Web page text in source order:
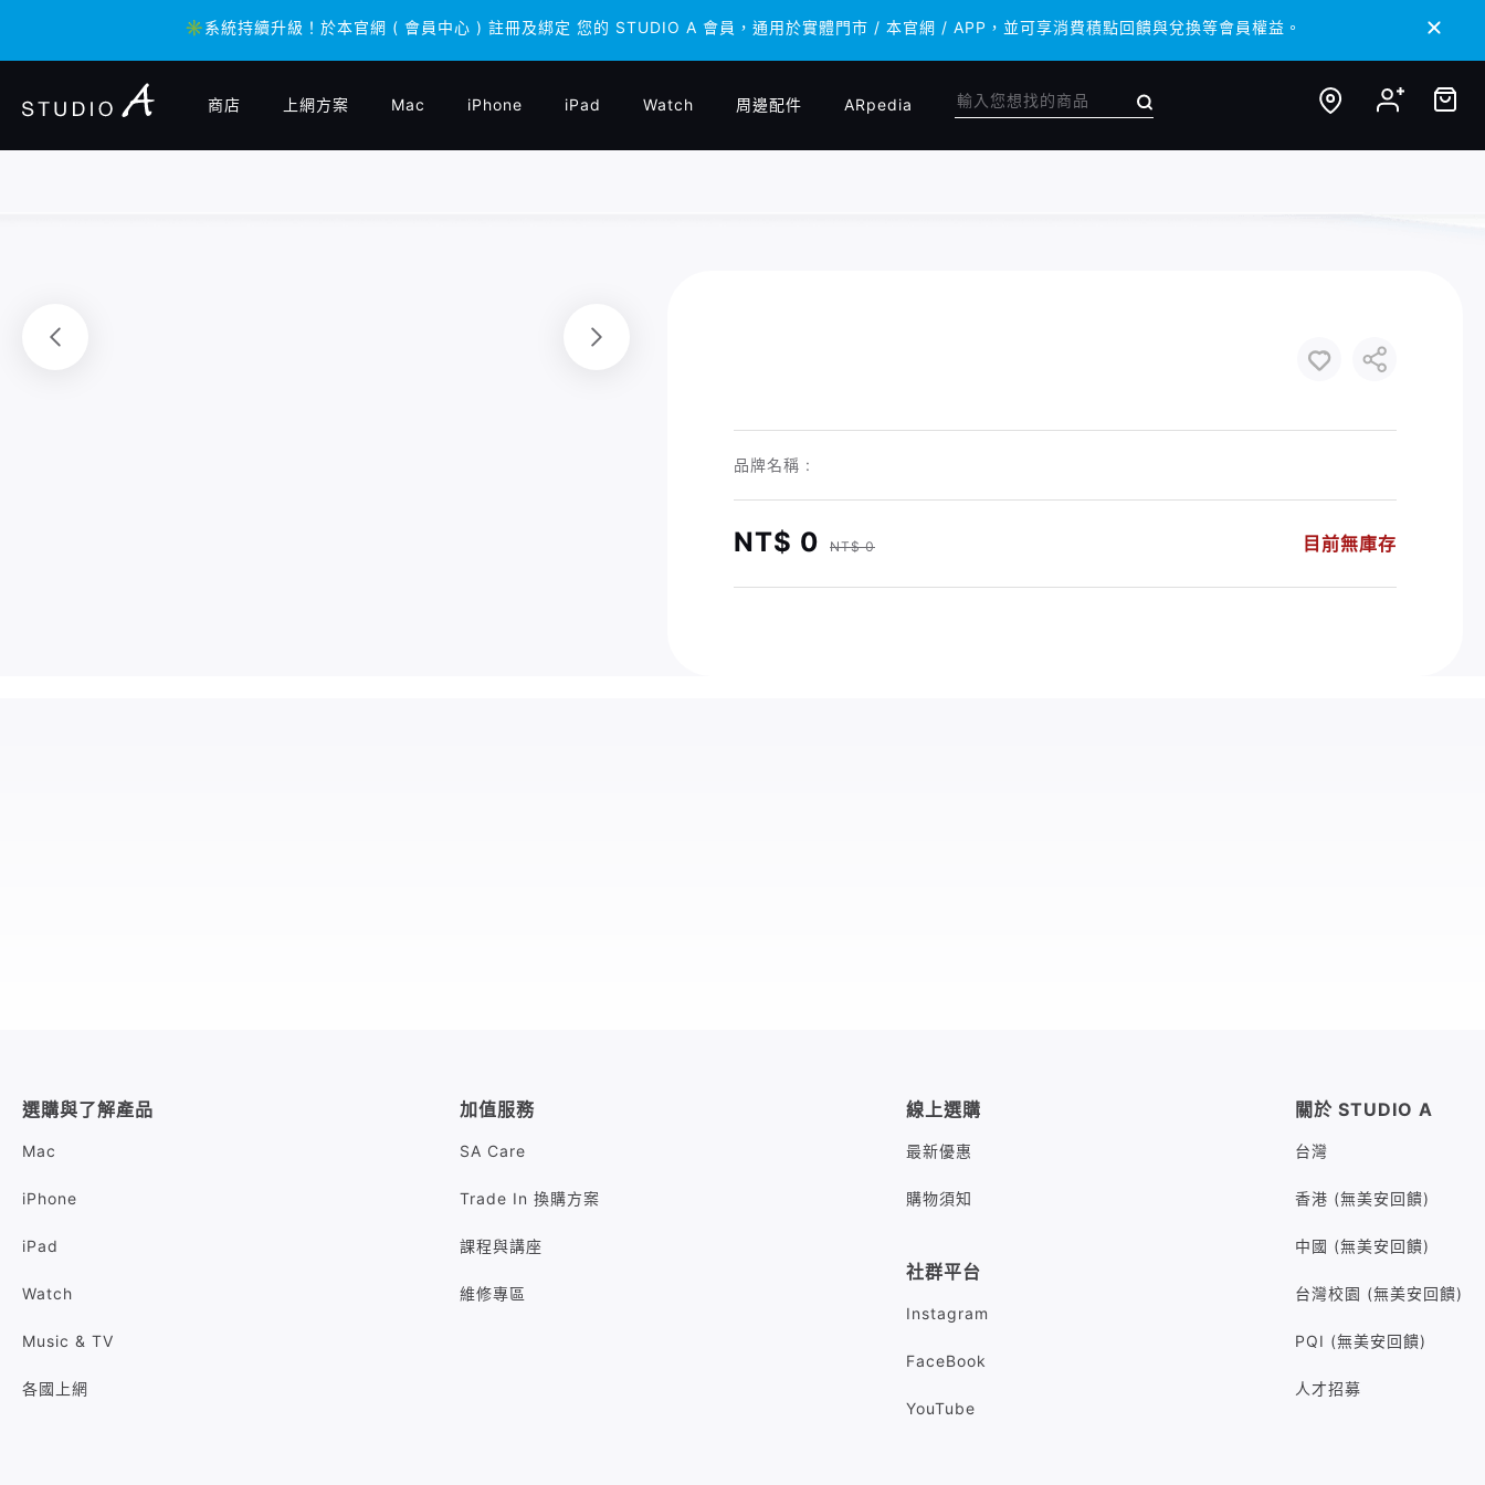
✳️系統持續升級！於本官網 ( 會員中心 ) 註冊及綁定 您的 STUDIO A 會員，通用於實體門市 / 本官網 / APP，並可享消費積點回饋與兌換等會員權益。
✳️系統持續升級！於本官網 ( 會員中心 ) 註冊及綁定 您的 STUDIO A 會員，通用於實體門市 / 本官網 / APP，並可享消費積點回饋與兌換等會員權益。
商店 上網方案 Mac iPhone iPad Watch 周邊配件 ARpedia
品牌名稱 :
NT$ 0 NT$ 0 目前無庫存
選購與了解產品
Mac
iPhone
iPad
Watch
Music & TV
各國上網
加值服務
SA Care
Trade In 換購方案
課程與講座
維修專區
線上選購
最新優惠
購物須知
社群平台
Instagram
FaceBook
YouTube
關於 STUDIO A
台灣
香港 (無美安回饋)
中國 (無美安回饋)
台灣校園 (無美安回饋)
PQI (無美安回饋)
人才招募